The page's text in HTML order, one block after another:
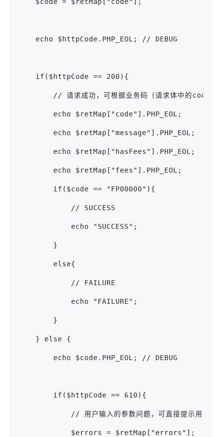
    echo $httpCode.PHP_EOL; // DEBUG
    if($httpCode == 200){
// 请求成功，可根据业务码（请求体中的code）
        echo $retMap["code"].PHP_EOL;
        echo $retMap["message"].PHP_EOL;
        echo $retMap["hasFees"].PHP_EOL;
        echo $retMap["fees"].PHP_EOL;
        if($code == "FP00000"){
            // SUCCESS
            echo "SUCCESS";
        }
        else{
            // FAILURE
            echo "FAILURE";
        }
    } else {
        echo $code.PHP_EOL; // DEBUG
        if($httpCode == 610){
            // 用户输入的参数问题，可直接提示用户
            $errors = $retMap["errors"];